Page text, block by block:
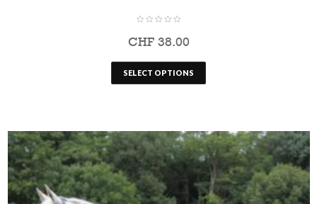
CHF38.00
SELECT OPTIONS